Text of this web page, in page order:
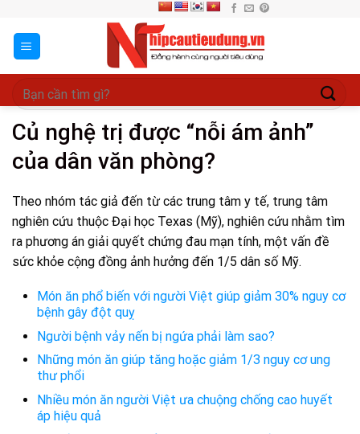
content
Củ nghệ trị được “nỗi ám ảnh”
của dân văn phòng?
Theo nhóm tác giả đến từ các trung tâm y tế, trung tâm
nghiên cứu thuộc Đại học Texas (Mỹ), nghiên cứu nhằm tìm
ra phương án giải quyết chứng đau mạn tính, một vấn đề
sức khỏe cộng đồng ảnh hưởng đến 1/5 dân số Mỹ.
Món ăn phổ biến với người Việt giúp giảm 30% nguy cơ
bệnh gây đột quỵ
Người bệnh vảy nến bị ngứa phải làm sao?
Những món ăn giúp tăng hoặc giảm 1/3 nguy cơ ung
thư phổi
Nhiều món ăn người Việt ưa chuộng chống cao huyết
áp hiệu quả